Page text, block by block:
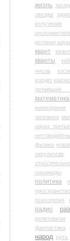
жизнь
звезды
излучение
инопланетяне
история
квант
кванты
числа
кредит кризис
летающие
математика
мироздание
человека
наука
физика
оккультизм
пирамиды
политика
психология
радио
релятивизм
фантастика
народ русь